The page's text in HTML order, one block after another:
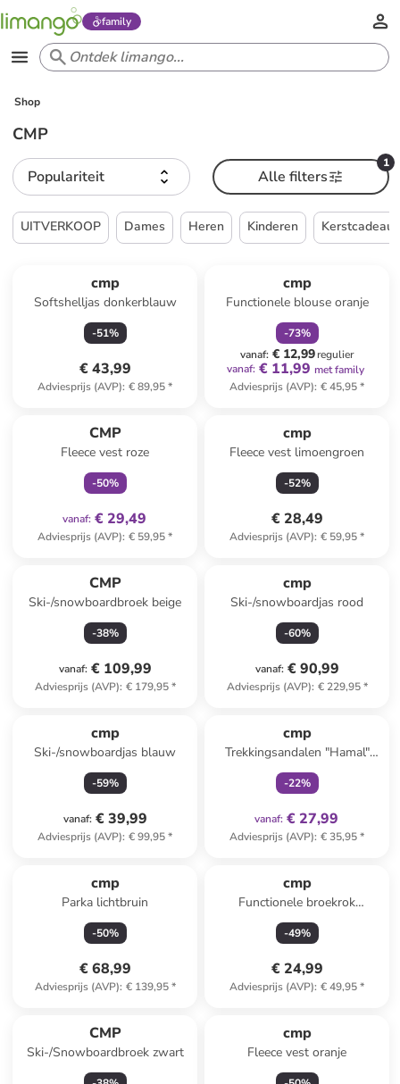
family
Shop
CMP
Populariteit
1
Alle filters
UITVERKOOP Dames Heren Kinderen Kerstcadeaus
cmp
Softshelljas donkerblauw
-51%
€ 43,99
Adviesprijs (AVP): € 89,95*
cmp
Functionele blouse oranje
-73%
vanaf: € 12,99regulier
vanaf: € 11,99 met family
Adviesprijs (AVP): € 45,95*
CMP
Fleece vest roze
-50%
vanaf: € 29,49
Adviesprijs (AVP): € 59,95*
cmp
Fleece vest limoengroen
-52%
€ 28,49
Adviesprijs (AVP): € 59,95*
CMP
Ski-/snowboardbroek beige
-38%
vanaf: € 109,99
Adviesprijs (AVP): € 179,95*
cmp
Ski-/snowboardjas rood
-60%
vanaf: € 90,99
Adviesprijs (AVP): € 229,95*
cmp
Ski-/snowboardjas blauw
-59%
vanaf: € 39,99
Adviesprijs (AVP): € 99,95*
cmp
Trekkingsandalen "Hamal"
lichtroze/zwart
-22%
vanaf: € 27,99
Adviesprijs (AVP): € 35,95*
cmp
Parka lichtbruin
-50%
€ 68,99
Adviesprijs (AVP): € 139,95*
cmp
Functionele broekrok
bordeaux
-49%
€ 24,99
Adviesprijs (AVP): € 49,95*
CMP
Ski-/Snowboardbroek zwart
cmp
Fleece vest oranje